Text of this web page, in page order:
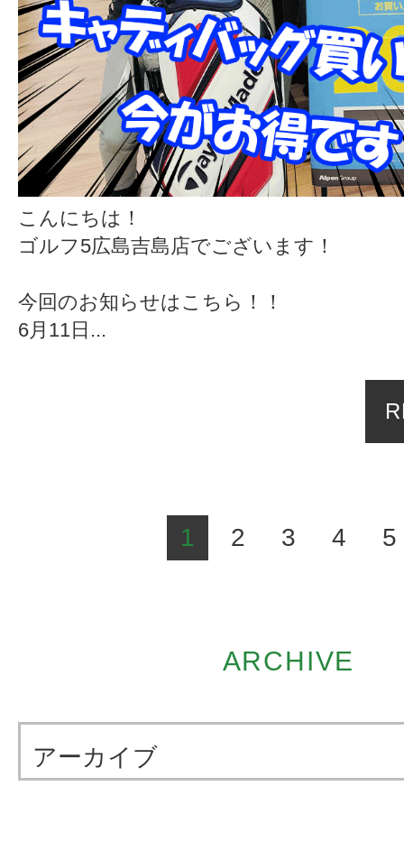
こんにちは！
ゴルフ5広島吉島店でございます！
今回のお知らせはこちら！！
6月11日...
1 2 3 4 5
ARCHIVE
アーカイブ